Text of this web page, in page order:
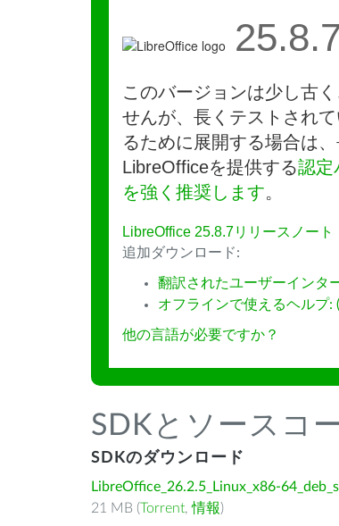
このバージョンは少し古
せんが、長くテストされ
るために展開する場合は
LibreOfficeを提供する認定
を強く推奨します。
LibreOffice 25.8.7リリースノート
追加ダウンロード:
翻訳されたユーザーインタ
オフラインで使えるヘルプ:
他の言語が必要ですか？
SDKとソースコ
SDKのダウンロード
LibreOffice_26.2.5_Linux_x86-
21 MB (Torrent,情報)